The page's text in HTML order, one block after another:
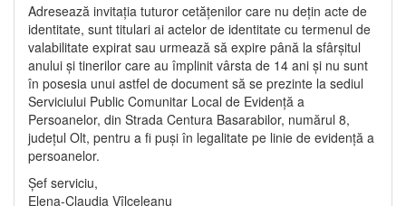
Adresează invitația tuturor cetățenilor care nu dețin acte de
identitate, sunt titulari ai actelor de identitate cu termenul de
valabilitate expirat sau urmează să expire până la sfârșitul
anului și tinerilor care au împlinit vârsta de 14 ani și nu sunt
în posesia unui astfel de document să se prezinte la sediul
Serviciului Public Comunitar Local de Evidență a
Persoanelor, din Strada Centura Basarabilor, numărul 8,
județul Olt, pentru a fi puși în legalitate pe linie de evidență a
persoanelor.
Șef serviciu,
Elena-Claudia Vîlceleanu